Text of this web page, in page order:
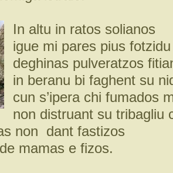
In altu in ratos solianos
igue mi pares pius fotzidu
deghinas pulveratzos
in beranu bi faghent su
cun s’ipera chi fumados
non distruant su tribagliu
non dant fastizos
mamas e fizos.